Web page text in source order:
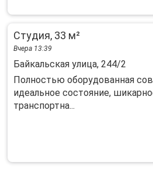
Студия, 33 м²
Вчера 13:39
Байкальская улица, 244/2
Полностью оборудованная
идеальное состояние,
транспортна...